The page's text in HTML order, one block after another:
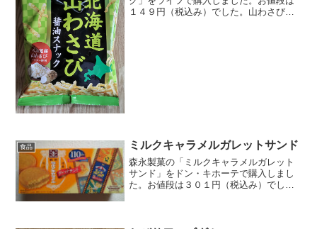
１４９円（税込み）でした。山わさびと
食品 ミルクキャラメルガレットサンド
森永製菓の「ミルクキャラメルガレット
サンド」をドン・キホーテで購入しまし
た。お値段は３０１円（税込み）でし